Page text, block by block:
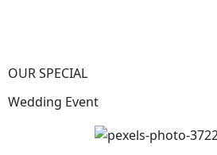
OUR SPECIAL
Wedding Event